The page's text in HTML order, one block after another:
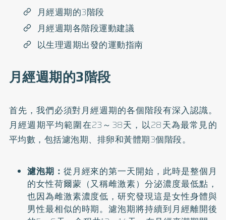
月經週期的3階段
月經週期各階段運動建議
以生理週期出發的運動指南
月經週期的3階段
首先，我們必須對月經週期的各個階段有深入認識。
月經週期平均範圍在23～38天，以28天為最常見的
平均數，包括濾泡期、排卵和黃體期3個階段。
濾泡期： 從月經來的第一天開始，此時是整個月
的女性荷爾蒙（又稱雌激素）分泌濃度最低點，
也因為雌激素濃度低，研究發現這是女性身體與
男性最相似的時期。濾泡期將持續到月經離開後